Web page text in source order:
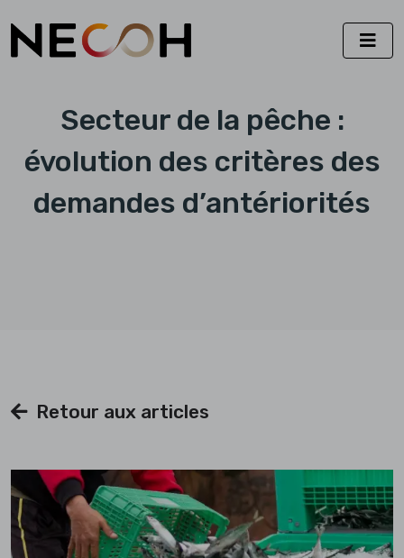
Secteur de la pêche :
évolution des critères des
demandes d’antériorités
Retour aux articles